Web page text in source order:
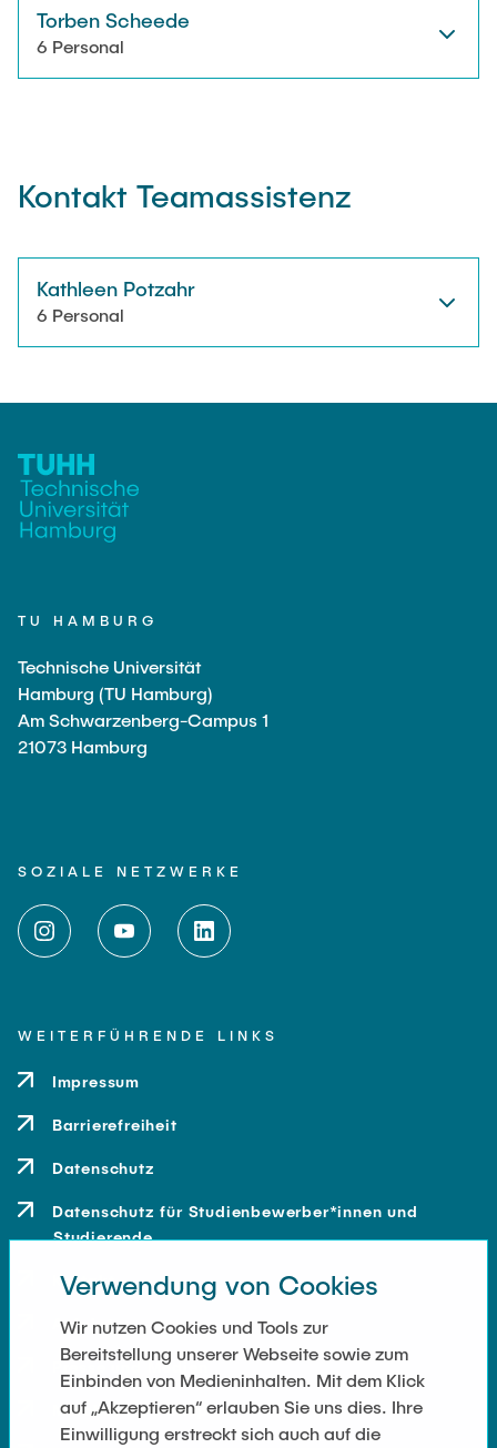
Torben Scheede
6 Personal
Kontakt Teamassistenz
Kathleen Potzahr
6 Personal
TU HAMBURG
Technische Universität
Hamburg (TU Hamburg)
Am Schwarzenberg-Campus 1
21073 Hamburg
SOZIALE NETZWERKE
WEITERFÜHRENDE LINKS
Impressum
Barrierefreiheit
Datenschutz
Datenschutz für Studienbewerber*innen und
Studierende
Kontakt
Anfahrt
Presse und Medien
Merchandise-Shop
Verwendung von Cookies
Wir nutzen Cookies und Tools zur
Bereitstellung unserer Webseite sowie zum
Einbinden von Medieninhalten. Mit dem Klick
auf „Akzeptieren“ erlauben Sie uns dies. Ihre
Einwilligung erstreckt sich auch auf die